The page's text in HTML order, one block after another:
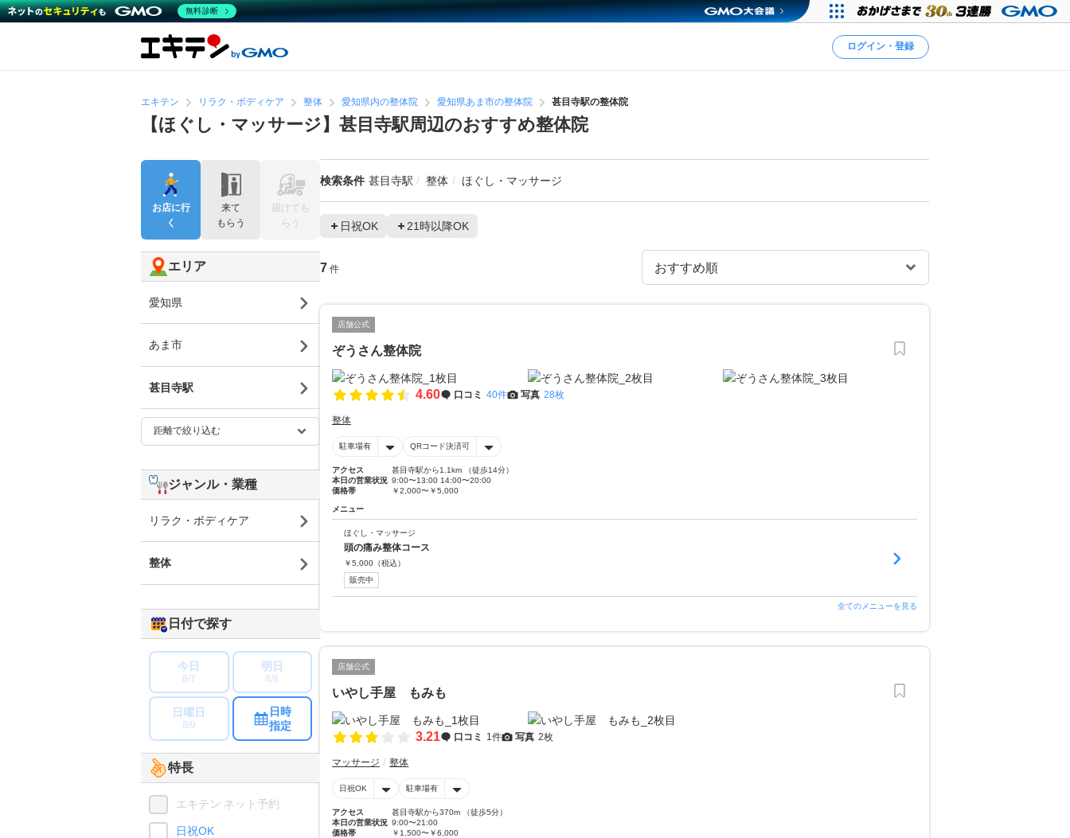
ログイン・登録
エキテン リラク・ボディケア 整体 愛知県内の整体院 愛知県あま市の整体院 甚目寺駅の整体院
【ほぐし・マッサージ】甚目寺駅周辺のおすすめ整体院
検索条件 甚目寺駅 整体 ほぐし・マッサージ
日祝OK 21時以降OK
7 件
店舗公式
ぞうさん整体院
4.60 口コミ 40件 写真 28枚
整体
駐車場有 QRコード決済可
アクセス
甚目寺駅から1.1km （徒歩14分）
本日の営業状況 9:00〜13:00 14:00〜20:00
価格帯
￥2,000〜￥5,000
メニュー
ほぐし・マッサージ
頭の痛み整体コース
￥5,000 （税込）
販売中
全てのメニューを見る
店舗公式
いやし手屋 もみも
3.21 口コミ 1件 写真 2枚
マッサージ 整体
日祝OK 駐車場有
アクセス
甚目寺駅から370m （徒歩5分）
本日の営業状況 9:00〜21:00
価格帯
￥1,500〜￥6,000
お店に行
く
来て
もらう
届けても
らう
エリア
愛知県
あま市
甚目寺駅
ジャンル・業種
リラク・ボディケア
整体
日付で探す
今日
8/7
明日
8/8
日曜日
8/9
日時
指定
特長
エキテン ネット予約
日祝OK
無料診断